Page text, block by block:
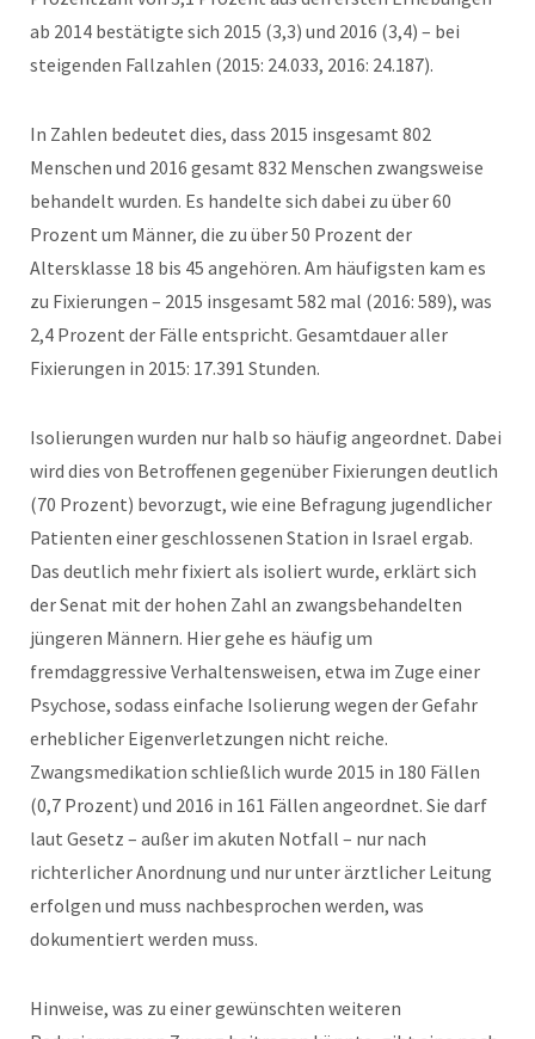
ab 2014 bestätigte sich 2015 (3,3) und 2016 (3,4) – bei
steigenden Fallzahlen (2015: 24.033, 2016: 24.187).
In Zahlen bedeutet dies, dass 2015 insgesamt 802
Menschen und 2016 gesamt 832 Menschen zwangsweise
behandelt wurden. Es handelte sich dabei zu über 60
Prozent um Männer, die zu über 50 Prozent der
Altersklasse 18 bis 45 angehören. Am häufigsten kam es
zu Fixierungen – 2015 insgesamt 582 mal (2016: 589), was
2,4 Prozent der Fälle entspricht. Gesamtdauer aller
Fixierungen in 2015: 17.391 Stunden.
Isolierungen wurden nur halb so häufig angeordnet. Dabei
wird dies von Betroffenen gegenüber Fixierungen deutlich
(70 Prozent) bevorzugt, wie eine Befragung jugendlicher
Patienten einer geschlossenen Station in Israel ergab.
Das deutlich mehr fixiert als isoliert wurde, erklärt sich
der Senat mit der hohen Zahl an zwangsbehandelten
jüngeren Männern. Hier gehe es häufig um
fremdaggressive Verhaltensweisen, etwa im Zuge einer
Psychose, sodass einfache Isolierung wegen der Gefahr
erheblicher Eigenverletzungen nicht reiche.
Zwangsmedikation schließlich wurde 2015 in 180 Fällen
(0,7 Prozent) und 2016 in 161 Fällen angeordnet. Sie darf
laut Gesetz – außer im akuten Notfall – nur nach
richterlicher Anordnung und nur unter ärztlicher Leitung
erfolgen und muss nachbesprochen werden, was
dokumentiert werden muss.
Hinweise, was zu einer gewünschten weiteren